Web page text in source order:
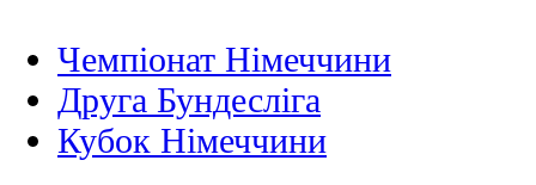
Чемпіонат Німеччини
Друга Бундесліга
Кубок Німеччини